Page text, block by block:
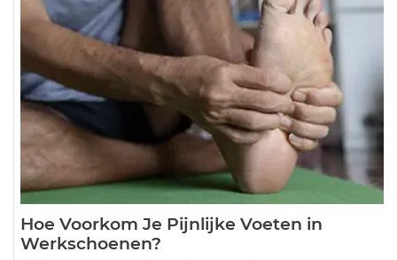
Hoe Voorkom Je Pijnlijke Voeten in
Werkschoenen?